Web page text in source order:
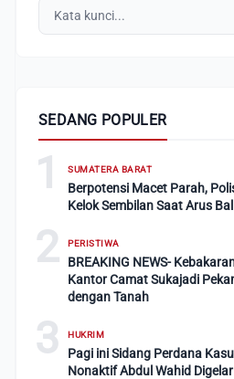
SEDANG POPULER
1 SUMATERA BARAT
Berpotensi Macet Parah,
Kelok Sembilan Saat Arus
2 PERISTIWA
BREAKING NEWS-
Kantor Camat Sukajadi
dengan Tanah
3 HUKRIM
Pagi ini Sidang Perdana
Nonaktif Abdul Wahid Digelar